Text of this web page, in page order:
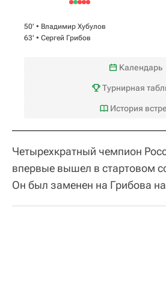
50‎’‎ • Владимир Хубулов
63‎’‎ • Сергей Грибов
Календарь
Турнирная
История
Четырехкратный чемпион
впервые вышел в стартовом
Он был заменен на Грибова